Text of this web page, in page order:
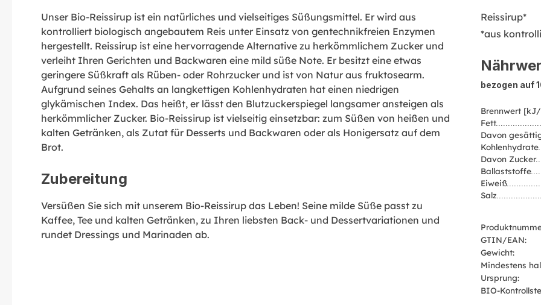
Unser Bio-Reissirup ist ein natürliches und vielseitiges Süßungsmittel. Er wird aus
kontrolliert biologisch angebautem Reis unter Einsatz von gentechnikfreien Enzymen
hergestellt. Reissirup ist eine hervorragende Alternative zu herkömmlichem Zucker und
verleiht Ihren Gerichten und Backwaren eine mild süße Note. Er besitzt eine etwas
geringere Süßkraft als Rüben- oder Rohrzucker und ist von Natur aus fruktosearm.
Aufgrund seines Gehalts an langkettigen Kohlenhydraten hat einen niedrigen
glykämischen Index. Das heißt, er lässt den Blutzuckerspiegel langsamer ansteigen als
herkömmlicher Zucker. Bio-Reissirup ist vielseitig einsetzbar: zum Süßen von heißen und
kalten Getränken, als Zutat für Desserts und Backwaren oder als Honigersatz auf dem
Brot.
Zubereitung
Versüßen Sie sich mit unserem Bio-Reissirup das Leben! Seine milde Süße passt zu
Kaffee, Tee und kalten Getränken, zu Ihren liebsten Back- und Dessertvariationen und
rundet Dressings und Marinaden ab.
Reissirup*
*aus
bezogen auf
Brennwert
Fett
Davon
Kohlenhydrate
Davon Zucker
Ballaststoffe
Eiweiß
Salz
GTIN/EAN:
Gewicht:
Mindestens
Ursprung:
BIO-